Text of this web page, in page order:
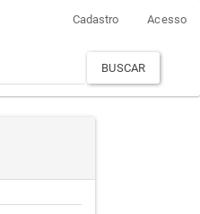
Cadastro Acesso
BUSCAR